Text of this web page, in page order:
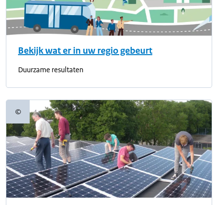
Bekijk wat er in uw regio gebeurt
Duurzame resultaten
©Copyrightinformatie